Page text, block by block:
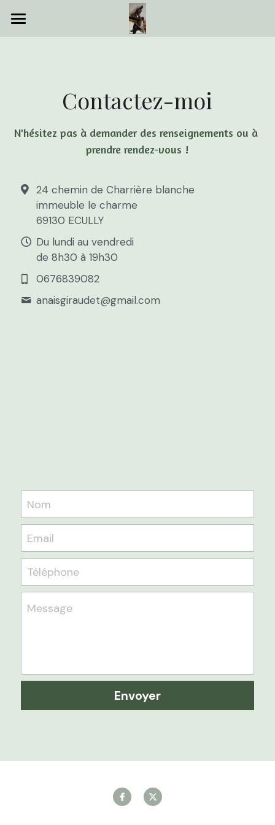
Autres Soins
Evenements
Contact
Rechercher
Contactez-moi
N'hésitez pas à demander des renseignements ou à
prendre rendez-vous !
24 chemin de Charrière blanche
immeuble le charme
69130 ECULLY
Du lundi au vendredi
de 8h30 à 19h30
0676839082
anaisgiraudet@gmail.com
Nom
Email
Téléphone
Message
Envoyer